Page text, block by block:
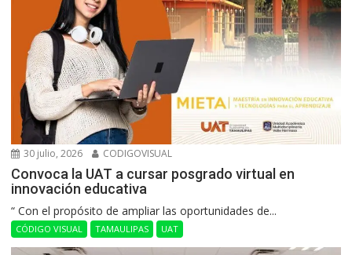
30 julio, 2026 CODIGOVISUAL
Convoca la UAT a cursar posgrado virtual en
innovación educativa
“ Con el propósito de ampliar las oportunidades de...
CÓDIGO VISUAL TAMAULIPAS UAT